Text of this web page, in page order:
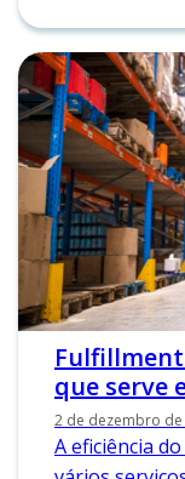
que serve
2 de dezembro de
A eficiência